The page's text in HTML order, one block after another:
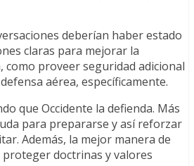
deberían haber estado
claras para mejorar la
como proveer seguridad adicional
aérea, específicamente.
que Occidente la defienda. Más
para prepararse y así reforzar
Además, la mejor manera de
doctrinas y valores